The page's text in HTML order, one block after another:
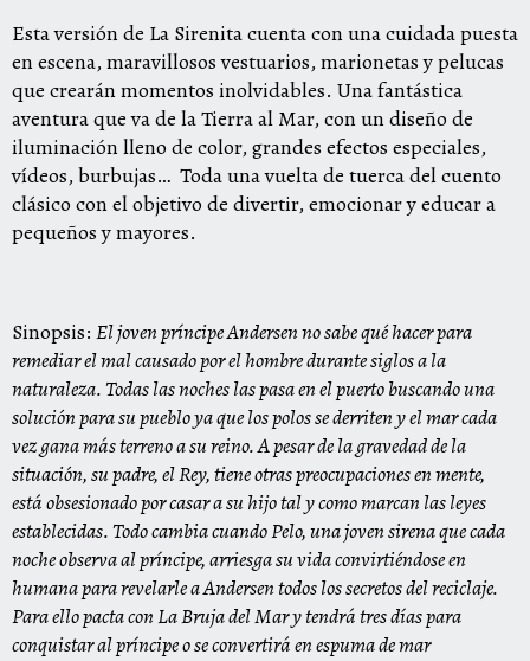
Esta versión de La Sirenitacuenta con una cuidada puesta
en escena, maravillosos vestuarios, marionetas y pelucas
que crearán momentos inolvidables. Una fantástica
aventura que va de laTierra al Mar, con un diseño de
iluminación lleno de color, grandes efectos especiales,
vídeos, burbujas… Toda una vuelta de tuerca del cuento
clásico con el objetivo de divertir, emocionar y educar a
pequeños y mayores.
Sinopsis: El joven príncipe Andersen no sabe qué hacer para
remediar el mal causado por el hombre durante siglos ala
naturaleza. Todas las noches las pasa en el puerto buscando una
solución para su pueblo ya que los polos se derriten y el mar cada
vez gana más terreno a su reino. A pesar delagravedad dela
situación, su padre, el Rey, tiene otras preocupaciones en mente,
está obsesionado por casar a su hijo tal y como marcan las leyes
establecidas. Todo cambia cuando Pelo, una joven sirena que cada
noche observa al príncipe, arriesga su vida convirtiéndose en
humana para revelarle a Andersen todos los secretos del reciclaje.
Para ello pacta conLaBruja del Mar y tendrá tres días para
conquistar al príncipe o se convertirá en espuma de mar